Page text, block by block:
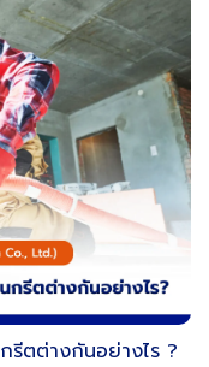
ตต่างกันอย่างไร ?